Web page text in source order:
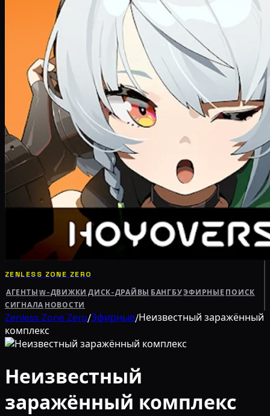
ZENLESS ZONE ZERO
АГЕНТЫ W-ДВИЖКИ ДИСК-ДРАЙВЫ БАНГБУЭФИРНЫЕ ПОИСК
СИГНАЛА НОВОСТИ
Zenless Zone Zero/Эфирные/Неизвестный заражённый
комплекс
Неизвестный
заражённый комплекс